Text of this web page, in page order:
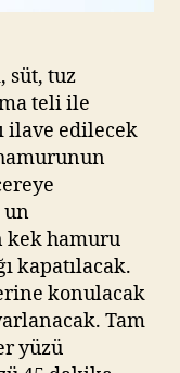
süt, tuz
teli ile
ilave edilecek
un
kek hamuru
kapatılacak.
konulacak
Tam
yüzü